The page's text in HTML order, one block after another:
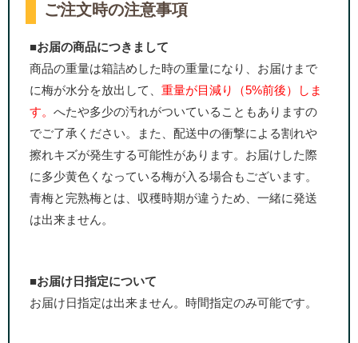
ご注文時の注意事項
■お届の商品につきまして
商品の重量は箱詰めした時の重量になり、お届けまで
に梅が水分を放出して、 重量が目減り（5%前後）しま
す。 へたや多少の汚れがついていることもありますの
でご了承ください。また、配送中の衝撃による割れや
擦れキズが発生する可能性があります。お届けした際
に多少黄色くなっている梅が入る場合もございます。
青梅と完熟梅とは、収穫時期が違うため、一緒に発送
は出来ません。
■お届け日指定について
お届け日指定は出来ません。時間指定のみ可能です。